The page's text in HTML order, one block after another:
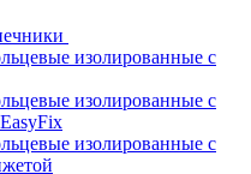
изолированные с
изолированные с
изолированные с